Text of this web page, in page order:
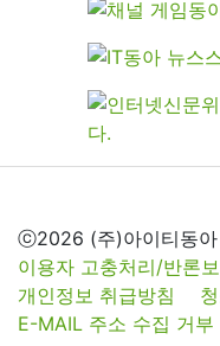
ⓒ2026 (주)아이티동아
이용자 고충처리/반론
개인정보 취급방침
E-MAIL 주소 수집 거부